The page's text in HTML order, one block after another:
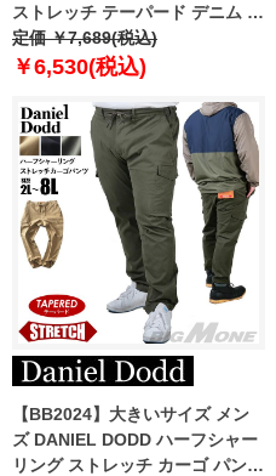
ストレッチ テーパード デニム パ
ンツ azd249004101t
定価 ￥7,689(税込)
￥6,530(税込)
【BB2024】大きいサイズ メン
ズ DANIEL DODD ハーフシャー
リング ストレッチ カーゴ パンツ